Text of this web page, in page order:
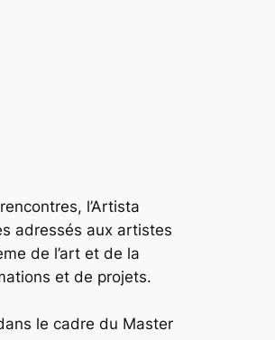
l’Artista
adressés aux artistes
de l’art et de la
et de projets.
le cadre du Master